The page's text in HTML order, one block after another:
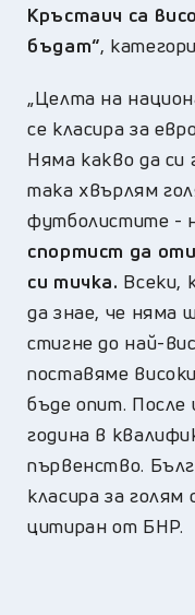
Кръстаич са
бъдат“,
„Целта на
се класира за
Няма какво да си
така хвърлям
футболистите -
спортист да
си тичка. Всеки,
да знае, че няма
стигне до най-
поставяме
бъде опит.
година в
първенство.
класира за голям
цитиран от БНР.